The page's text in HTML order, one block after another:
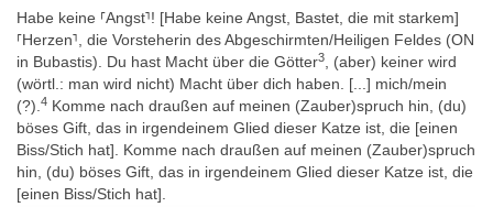
(?) soll kommen und den Patienten vor Schlangen, Kriechtieren
und Skorpionen retten. Er (der Patient?) ist nämlich derjenige, der
dem großen Leichnam in Heliopolis Wasser spendet (Horus als
Choachyt des Osiris). Anschließend wird eine Götterdrohung
gegen denjenigen, der in der Nekropole ruht, ausgesprochen,
denn der Magier beeilt sich, zu sagen, dass nicht er, sondern das
Gift im Patienten dies gesagt hat. An dieser Stelle endet der
Zauberspruch aus Platzmangel.
Habe keine ⸢Angst⸣! [Habe keine Angst, Bastet, die mit starkem]
⸢Herzen⸣, die Vorsteherin des Abgeschirmten/Heiligen Feldes (ON
in Bubastis). Du hast Macht über die Götter3, (aber) keiner wird
(wörtl.: man wird nicht) Macht über dich haben. [...] mich/mein
(?).4 Komme nach draußen auf meinen (Zauber)spruch hin, (du)
böses Gift, das in irgendeinem Glied dieser Katze ist, die [einen
Biss/Stich hat]. Komme nach draußen auf meinen (Zauber)spruch
hin, (du) böses Gift, das in irgendeinem Glied dieser Katze ist, die
[einen Biss/Stich hat].